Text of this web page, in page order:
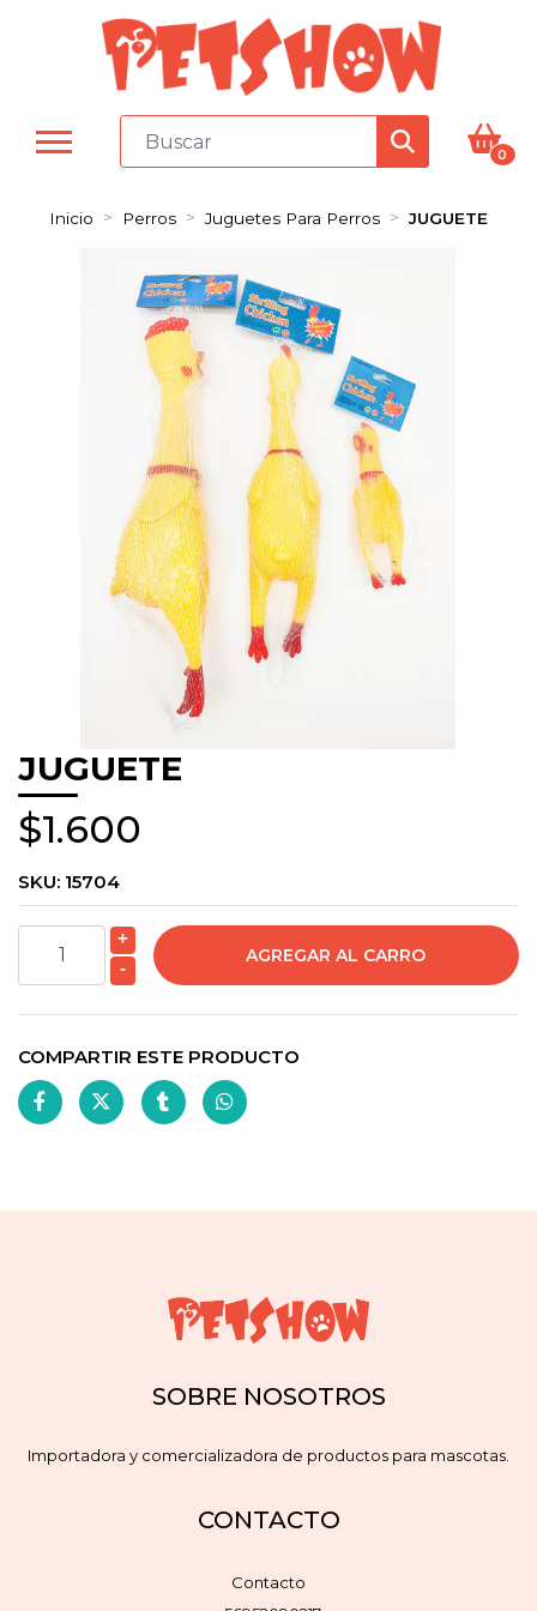
0
Inicio Perros Juguetes Para Perros JUGUETE
JUGUETE
$1.600
SKU: 15704
+
-
COMPARTIR ESTE PRODUCTO
SOBRE NOSOTROS
Importadora y comercializadora de productos para mascotas.
CONTACTO
Contacto